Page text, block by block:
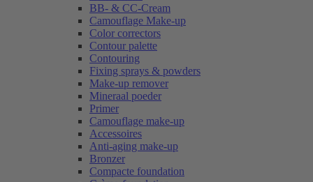
BB- & CC-Cream
Camouflage Make-up
Color correctors
Contour palette
Contouring
Fixing sprays & powders
Make-up remover
Mineraal poeder
Primer
Camouflage make-up
Accessoires
Anti-aging make-up
Bronzer
Compacte foundation